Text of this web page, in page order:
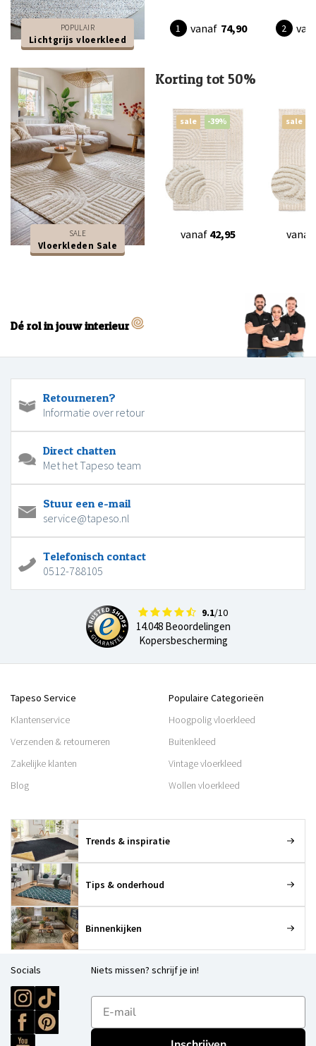
POPULAIR
Lichtgrijs vloerkleed
vanaf 74,90
SALE
Vloerkleden Sale
Korting tot 50%
sale -39%
vanaf 42,95
sale
vanaf
Dé rol in jouw interieur
Retourneren?
Informatie over retour
Direct chatten
Met het Tapeso team
Stuur een e-mail
service@tapeso.nl
Telefonisch contact
0512-788105
9.1/10
14.048 Beoordelingen
Kopersbescherming
Tapeso Service
Klantenservice
Verzenden & retourneren
Zakelijke klanten
Blog
Populaire Categorieën
Hoogpolig vloerkleed
Buitenkleed
Vintage vloerkleed
Wollen vloerkleed
Trends & inspiratie
Tips & onderhoud
Binnenkijken
Socials Niets missen? schrijf je in!
E-mailadres